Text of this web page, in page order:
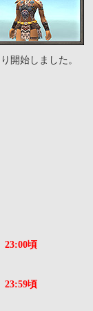
開始しました。
23:00頃
23:59頃